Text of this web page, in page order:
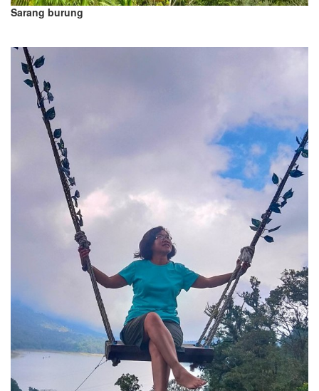
Sarang burung